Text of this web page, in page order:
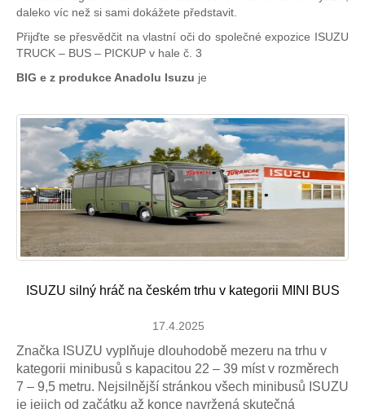
daleko víc než si sami dokážete představit.
Přijďte se přesvědčit na vlastní oči do společné expozice ISUZU
TRUCK – BUS – PICKUP v hale č. 3
BIG e z produkce Anadolu Isuzu je
ISUZU silný hráč na českém trhu v kategorii MINI BUS
17.4.2025
Značka ISUZU vyplňuje dlouhodobě mezeru na trhu v
kategorii minibusů s kapacitou 22 – 39 míst v rozměrech
7 – 9,5 metru. Nejsilnější stránkou všech minibusů ISUZU
je jejich od začátku až konce navržená skutečná